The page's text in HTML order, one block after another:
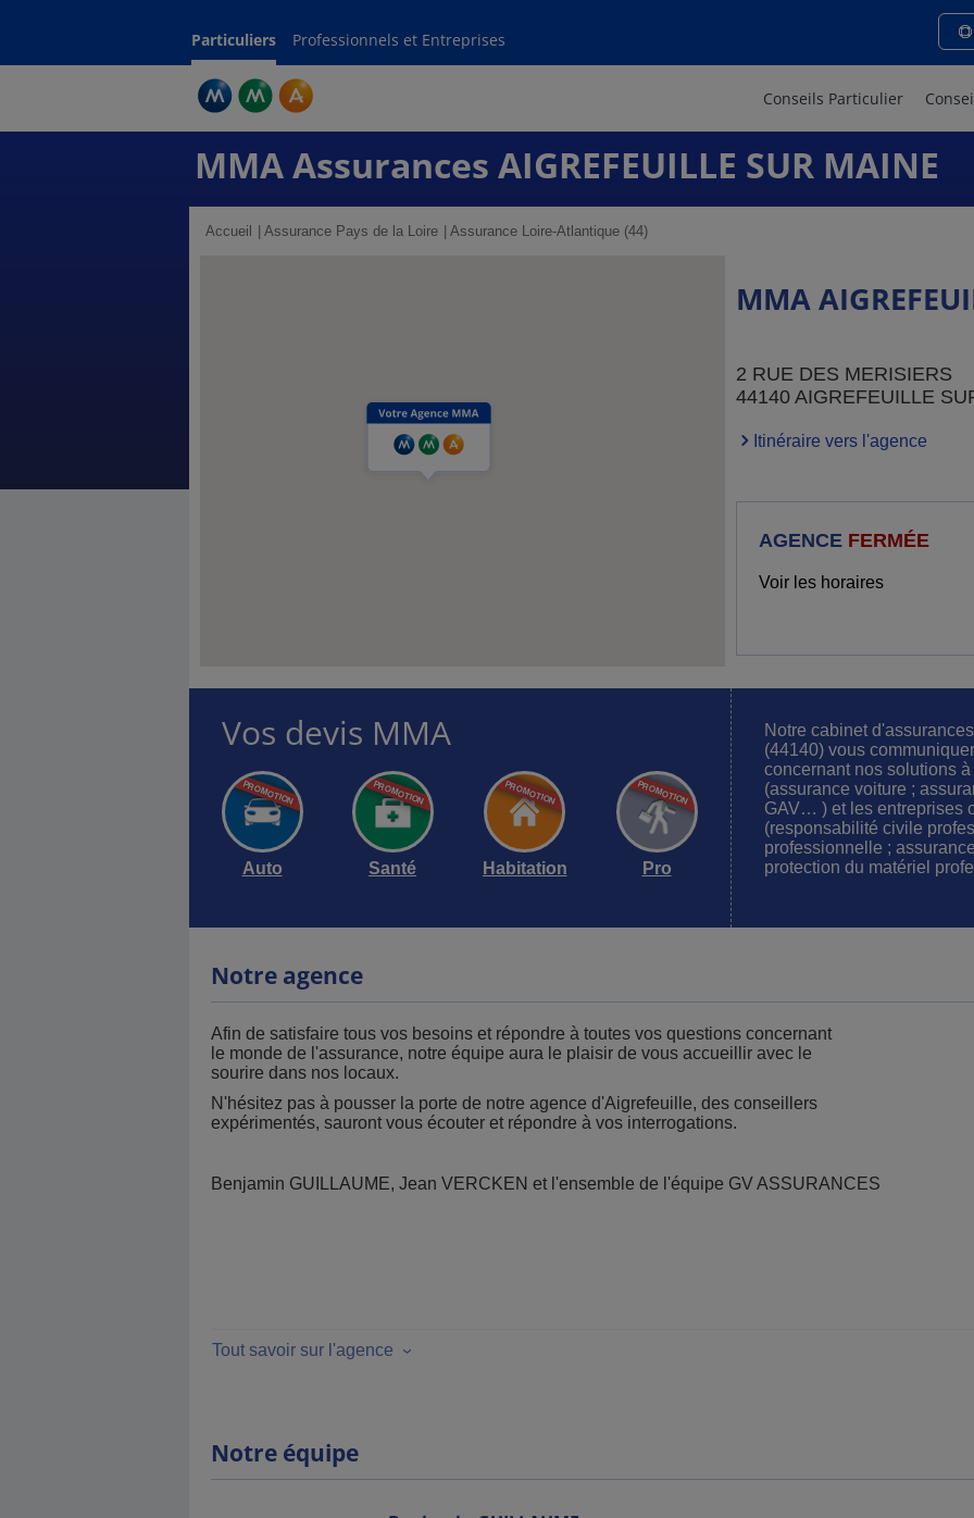
Particuliers Professionnels et Entreprises
Conseils Particulier
MMA Assurances AIGREFEUILLE SUR MAINE
Accueil Assurance Pays de la Loire Assurance Loire-Atlantique (44)
MMA
2 RUE DES MERISIERS
44140 AIGREFEUILLE
Itinéraire vers l'agence
AGENCE FERMÉE
Voir les horaires
Vos devis MMA
Auto Santé Habitation Pro
Notre cabinet
(44140) vous
concernant nos solutions
(assurance voiture ;
GAV… ) et les entreprises
(responsabilité civile
professionnelle ;
protection du matériel
Notre agence
Afin de satisfaire tous vos besoins et répondre à toutes vos questions concernant
le monde de l'assurance, notre équipe aura le plaisir de vous accueillir avec le
sourire dans nos locaux.
N'hésitez pas à pousser la porte de notre agence d'Aigrefeuille, des conseillers
expérimentés, sauront vous écouter et répondre à vos interrogations.
Benjamin GUILLAUME, Jean VERCKEN et l'ensemble de l'équipe GV ASSURANCES
Tout savoir sur l'agence
Notre équipe